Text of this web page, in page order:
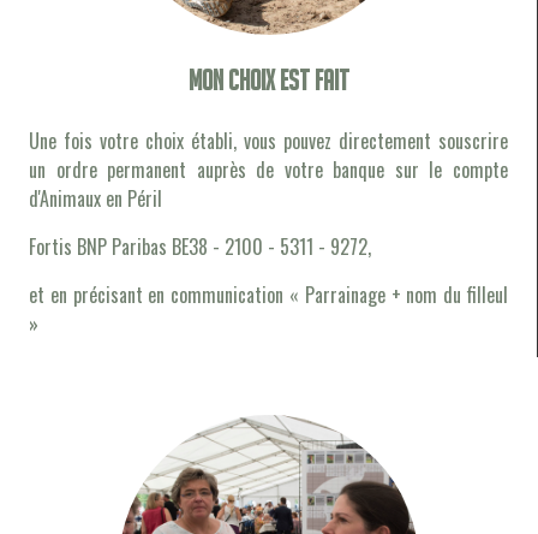
Mon choix est fait
Une fois votre choix établi, vous pouvez directement souscrire
un ordre permanent auprès de votre banque sur le compte
d'Animaux en Péril
Fortis BNP Paribas BE38 - 2100 - 5311 - 9272,
et en précisant en communication « Parrainage + nom du filleul
»